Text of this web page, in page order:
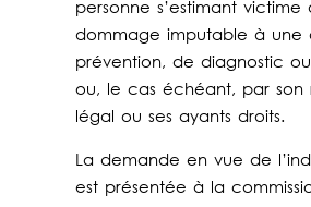
personne s’estimant victime
dommage imputable à une
prévention, de diagnostic
ou, le cas échéant, par son
légal ou ses ayants droits.
La demande en vue de
est présentée à la